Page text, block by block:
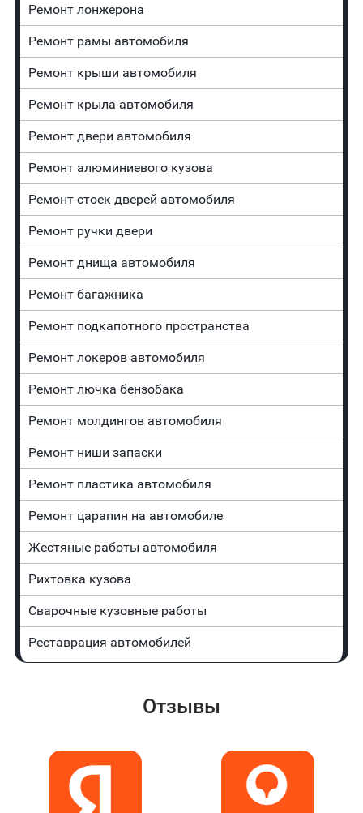
Ремонт лонжерона
Ремонт рамы автомобиля
Ремонт крыши автомобиля
Ремонт крыла автомобиля
Ремонт двери автомобиля
Ремонт алюминиевого кузова
Ремонт стоек дверей автомобиля
Ремонт ручки двери
Ремонт днища автомобиля
Ремонт багажника
Ремонт подкапотного пространства
Ремонт лoĸepoв автомобиля
Ремонт лючка бензобака
Ремонт молдингов автомобиля
Ремонт ниши запаски
Ремонт пластика автомобиля
Ремонт царапин на автомобиле
Жестяные работы автомобиля
Рихтовка кузова
Сварочные кузовные работы
Реставрация автомобилей
Отзывы